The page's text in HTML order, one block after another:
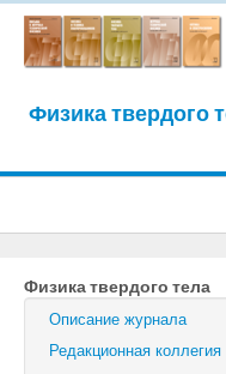
Физика твердого
Журнал
Письма в Журнал
Физика твердого тела
Описание журнала
Редакционная коллегия